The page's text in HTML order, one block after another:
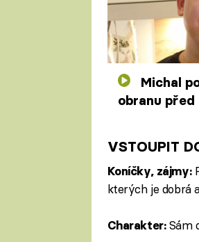
obranu před
VSTOUPIT
Koníčky, zájmy:
kterých je dobrá
Charakter:Sám